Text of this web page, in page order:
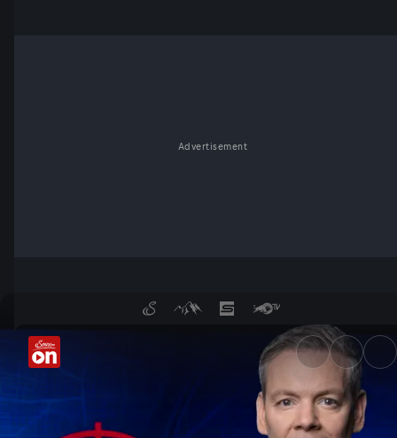
Advertisement
Fahndung Österreich - die